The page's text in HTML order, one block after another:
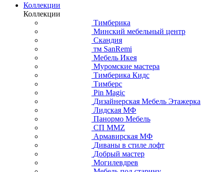
Коллекции
Коллекции
Тимберика
Минский мебельный центр
Скандия
тм SanRemi
Мебель Икея
Муромские мастера
Тимберика Кидс
Тимберс
Pin Magic
Дизайнерская Мебель Этажерка
Лидская МФ
Панормо Мебель
СП ММZ
Армавирская МФ
Диваны в стиле лофт
Добрый мастер
Могилевдрев